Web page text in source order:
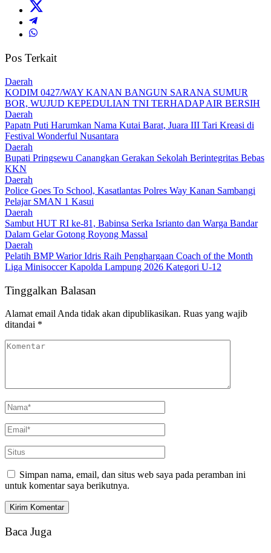
Pos Terkait
Daerah
KODIM 0427/WAY KANAN BANGUN SARANA SUMUR
BOR, WUJUD KEPEDULIAN TNI TERHADAP AIR BERSIH
Daerah
Papatn Puti Harumkan Nama Kutai Barat, Juara III Tari Kreasi di
Festival Wonderful Nusantara
Daerah
Bupati Pringsewu Canangkan Gerakan Sekolah Berintegritas Bebas
KKN
Daerah
Police Goes To School, Kasatlantas Polres Way Kanan Sambangi
Pelajar SMAN 1 Kasui
Daerah
Sambut HUT RI ke-81, Babinsa Serka Isrianto dan Warga Bandar
Dalam Gelar Gotong Royong Massal
Daerah
Pelatih BMP Warior Idris Raih Penghargaan Coach of the Month
Liga Minisoccer Kapolda Lampung 2026 Kategori U-12
Tinggalkan Balasan
Alamat email Anda tidak akan dipublikasikan. Ruas yang wajib
ditandai *
Simpan nama, email, dan situs web saya pada peramban ini
untuk komentar saya berikutnya.
Baca Juga